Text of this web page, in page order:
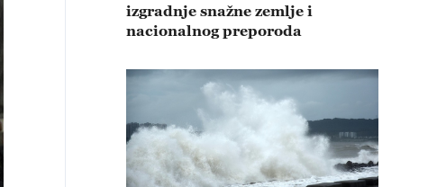
izgradnje snažne zemlje i
nacionalnog preporoda